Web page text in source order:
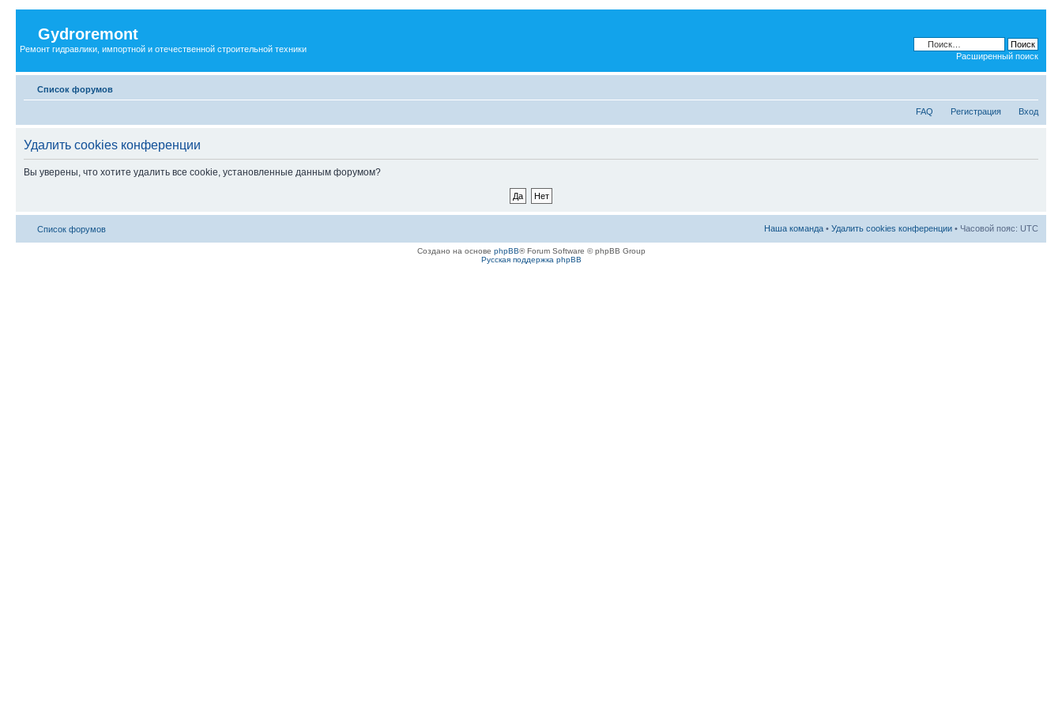
Gydroremont
Ремонт гидравлики, импортной и отечественной строительной техники
Расширенный поиск
Список форумов
FAQ Регистрация Вход
Удалить cookies конференции
Вы уверены, что хотите удалить все cookie, установленные данным форумом?
Список форумов Наша команда • Удалить cookies конференции • Часовой пояс: UTC
Создано на основе phpBB® Forum Software © phpBB Group
Русская поддержка phpBB